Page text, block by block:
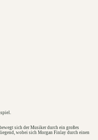
sich der Musiker durch ein großes
wobei sich Morgan Finlay durch einen